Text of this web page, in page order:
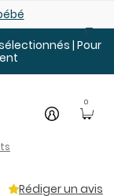
| Pour
0
Rédiger un avis